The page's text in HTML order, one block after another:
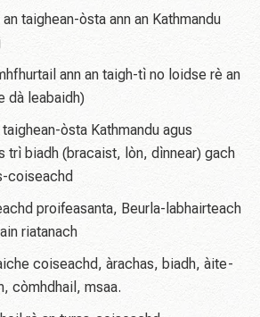
taighean-òsta ann an Kathmandu
ann an taigh-tì no loidse rè an
dà leabaidh)
òsta Kathmandu agus
trì biadh (bracaist, lòn, dìnnear) gach
coiseachd
proifeasanta, Beurla-labhairteach
riatanach
coiseachd, àrachas, biadh, àite-
còmhdhail, msaa.